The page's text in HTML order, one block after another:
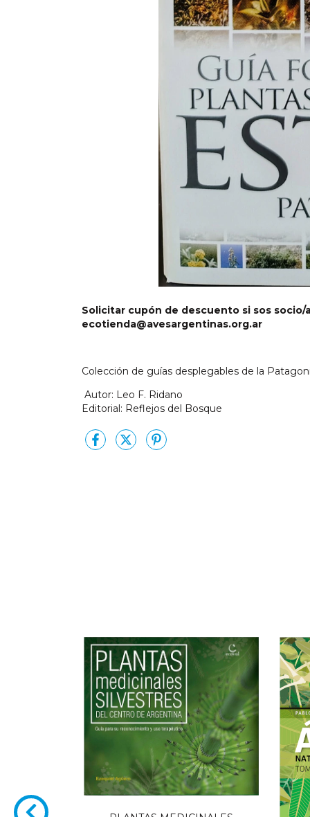
Solicitar cupón de descuento si sos socio/
ecotienda@avesargentinas.org.ar
Colección de guías desplegables de la
Autor: Leo F. Ridano
Editorial: Reflejos del Bosque